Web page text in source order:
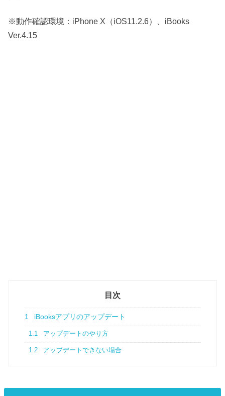
※動作確認環境：iPhone X（iOS11.2.6）、iBooks
Ver.4.15
目次
1 iBooksアプリのアップデート
1.1 アップデートのやり方
1.2 アップデートできない場合